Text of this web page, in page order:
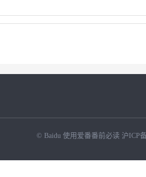
© Baidu 使用爱番番前必读 沪ICP